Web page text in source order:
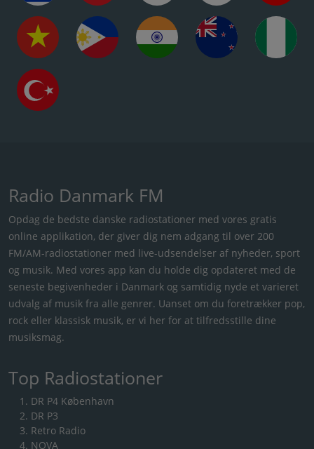
Radio Danmark FM
Opdag de bedste danske radiostationer med vores gratis
online applikation, der giver dig nem adgang til over 200
FM/AM-radiostationer med live-udsendelser af nyheder, sport
og musik. Med vores app kan du holde dig opdateret med de
seneste begivenheder i Danmark og samtidig nyde et varieret
udvalg af musik fra alle genrer. Uanset om du foretrækker pop,
rock eller klassisk musik, er vi her for at tilfredsstille dine
musiksmag.
Top Radiostationer
DR P4 København
DR P3
Retro Radio
NOVA